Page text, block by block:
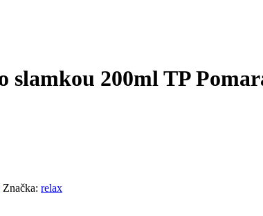
slamkou 200ml TP
Značka: relax